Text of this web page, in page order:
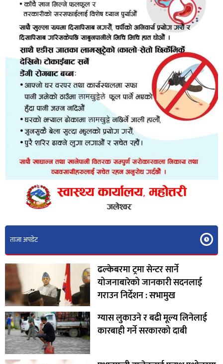
ताजा अपडेट
ढल्केबरमा ट्रमा सेन्टर सार्ने
योजनाबारेको जानकारी सदनलाई
‍गराउन निर्देशन : सभामुख
ग्यास लुकाउने र बढी मूल्य लिनेलाई
कारबाही गर्ने सरकारको दाबी